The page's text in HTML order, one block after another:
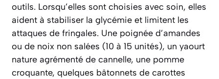
outils. Lorsqu’elles sont choisies avec soin, elles
aident à stabiliser la glycémie et limitent les
attaques de fringales. Une poignée d’amandes
ou de noix non salées (10 à 15 unités), un yaourt
nature agrémenté de cannelle, une pomme
croquante, quelques bâtonnets de carottes